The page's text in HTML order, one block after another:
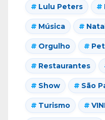
Lulu Peters
Música
Orgulho
Restaurantes
Show São
Turismo